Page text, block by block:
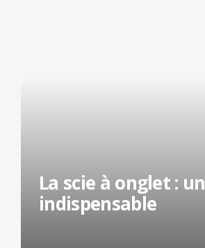
La scie à onglet : un
indispensable